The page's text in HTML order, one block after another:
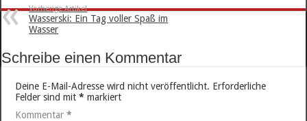
Vorherige Artikel
Wasserski: Ein Tag voller Spaß im
Wasser
Schreibe einen Kommentar
Deine E-Mail-Adresse wird nicht veröffentlicht. Erforderliche
Felder sind mit* markiert
Kommentar*